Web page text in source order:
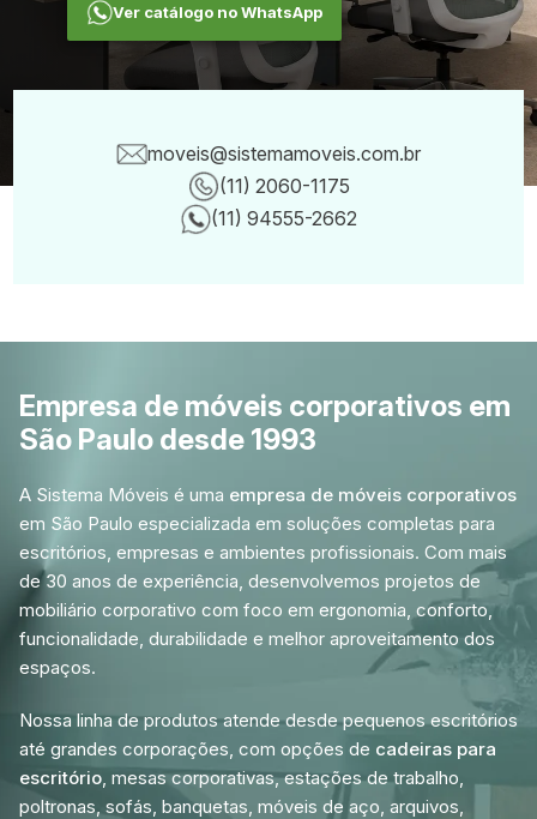
Ver catálogo no WhatsApp
Ver catálogo no WhatsApp
Canais de
moveis@sistemamoveis.com.br
(11) 2060-1175
(11) 94555-2662
Empresa de móveis corporativos em
São Paulo desde 1993
A Sistema Móveis é uma empresa de móveis corporativos
em São Paulo especializada em soluções completas para
escritórios, empresas e ambientes profissionais. Com mais
de 30 anos de experiência, desenvolvemos projetos de
mobiliário corporativo com foco em ergonomia, conforto,
funcionalidade, durabilidade e melhor aproveitamento dos
espaços.
Nossa linha de produtos atende desde pequenos escritórios
até grandes corporações, com opções de cadeiras para
escritório, mesas corporativas, estações de trabalho,
poltronas, sofás, banquetas, móveis de aço, arquivos,